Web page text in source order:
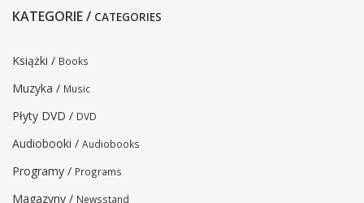
KATEGORIE / CATEGORIES
Książki / Books
Muzyka / Music
Płyty DVD / DVD
Audiobooki / Audiobooks
Programy / Programs
Magazyny / Newsstand